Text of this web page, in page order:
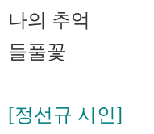
나의 추억
들풀꽃
[정선규 시인]